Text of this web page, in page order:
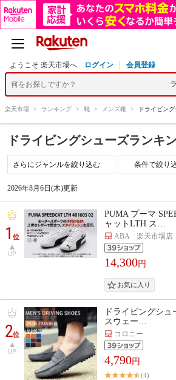
ようこそ 楽天市場へ ログイン 会員登録
楽天市場 > ランキング > 靴 > メンズ靴 > ドライビン
ドライビングシューズランキ
条件で絞り
2026年8月6日(木)更新
1位
UP
PUMA プーマ
ャットLTH ス…
ABA 楽天市場店
14,300円
2位
UP
ドライビングシ
スウェー…
コロニー
4,790円
(4)